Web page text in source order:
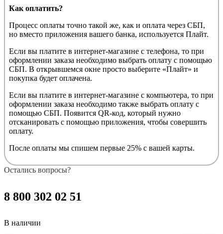
Как оплатить?
Процесс оплаты точно такой же, как и оплата через СБП,
но вместо приложения вашего банка, используется Плайт.
Если вы платите в интернет-магазине с телефона, то при
оформлении заказа необходимо выбрать оплату с помощью
СБП. В открывшемся окне просто выберите «Плайт» и
покупка будет оплачена.
Если вы платите в интернет-магазине с компьютера, то при
оформлении заказа необходимо также выбрать оплату с
помощью СБП. Появится QR-код, который нужно
отсканировать с помощью приложения, чтобы совершить
оплату.
После оплаты мы спишем первые 25% с вашей карты.
Остались вопросы?
8 800 302 02 51
В наличии